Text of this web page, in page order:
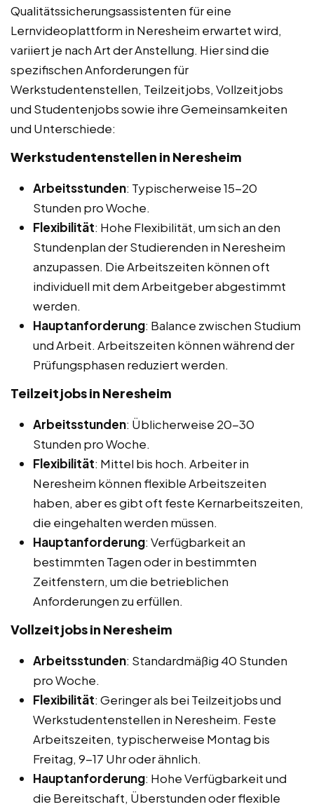
Qualitätssicherungsassistenten für eine
Lernvideoplattform in Neresheim erwartet wird,
variiert je nach Art der Anstellung. Hier sind die
spezifischen Anforderungen für
Werkstudentenstellen, Teilzeitjobs, Vollzeitjobs
und Studentenjobs sowie ihre Gemeinsamkeiten
und Unterschiede:
Werkstudentenstellen in Neresheim
Arbeitsstunden: Typischerweise 15-20
Stunden pro Woche.
Flexibilität: Hohe Flexibilität, um sich an den
Stundenplan der Studierenden in Neresheim
anzupassen. Die Arbeitszeiten können oft
individuell mit dem Arbeitgeber abgestimmt
werden.
Hauptanforderung: Balance zwischen Studium
und Arbeit. Arbeitszeiten können während der
Prüfungsphasen reduziert werden.
Teilzeitjobs in Neresheim
Arbeitsstunden: Üblicherweise 20-30
Stunden pro Woche.
Flexibilität: Mittel bis hoch. Arbeiter in
Neresheim können flexible Arbeitszeiten
haben, aber es gibt oft feste Kernarbeitszeiten,
die eingehalten werden müssen.
Hauptanforderung: Verfügbarkeit an
bestimmten Tagen oder in bestimmten
Zeitfenstern, um die betrieblichen
Anforderungen zu erfüllen.
Vollzeitjobs in Neresheim
Arbeitsstunden: Standardmäßig 40 Stunden
pro Woche.
Flexibilität: Geringer als bei Teilzeitjobs und
Werkstudentenstellen in Neresheim. Feste
Arbeitszeiten, typischerweise Montag bis
Freitag, 9-17 Uhr oder ähnlich.
Hauptanforderung: Hohe Verfügbarkeit und
die Bereitschaft, Überstunden oder flexible